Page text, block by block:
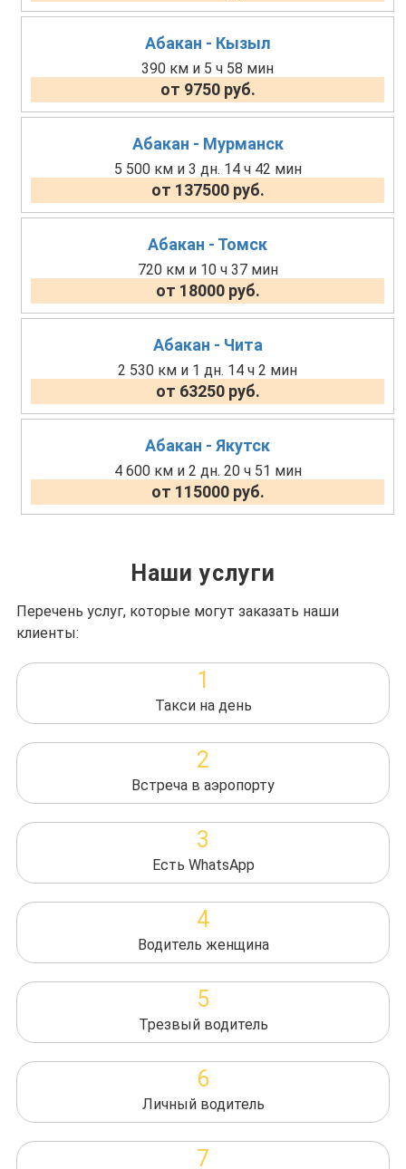
Абакан - Кызыл
390 км и 5 ч 58 мин
от 9750 руб.
Абакан - Мурманск
5 500 км и 3 дн. 14 ч 42 мин
от 137500 руб.
Абакан - Томск
720 км и 10 ч 37 мин
от 18000 руб.
Абакан - Чита
2 530 км и 1 дн. 14 ч 2 мин
от 63250 руб.
Абакан - Якутск
4 600 км и 2 дн. 20 ч 51 мин
от 115000 руб.
Наши услуги
Перечень услуг, которые могут заказать наши
клиенты:
1
Такси на день
2
Встреча в аэропорту
3
Есть WhatsApp
4
Водитель женщина
5
Трезвый водитель
6
Личный водитель
7